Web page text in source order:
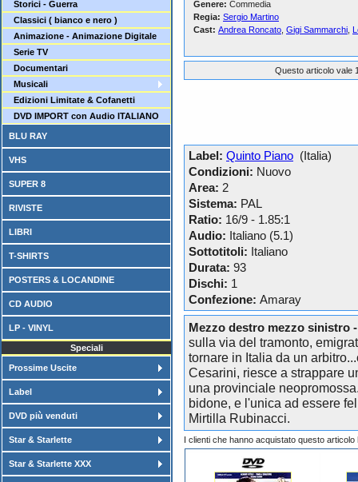
Storici - Guerra
Classici ( bianco e nero )
Animazione - Animazione Digitale
Serie TV
Documentari
Musicali
Edizioni Limitate & Cofanetti
DVD IMPORT con Audio ITALIANO
BLU RAY
VHS
SUPER 8
RIVISTE
LIBRI
T-SHIRTS
POSTERS & LOCANDINE
CD AUDIO
LP - VINYL
Speciali
Prossime Uscite
Label
DVD più venduti
Star & Starlette
Star & Starlette XXX
Genere: Commedia
Regia: Sergio Martino
Cast: Andrea Roncato Gigi Sammarchi
Questo articolo vale
Label: Quinto Piano (Italia)
Condizioni: Nuovo
Area: 2
Sistema: PAL
Ratio: 16/9 - 1.85:1
Audio: Italiano (5.1)
Sottotitoli: Italiano
Durata: 93
Dischi: 1
Confezione: Amaray
Mezzo destro mezzo sinistro
sulla via del tramonto,
tornare in Italia da un
Cesarini, riesce a strappare
una provinciale
bidone, e l'unica ad essere
Mirtilla Rubinacci.
I clienti che hanno acquistato questo